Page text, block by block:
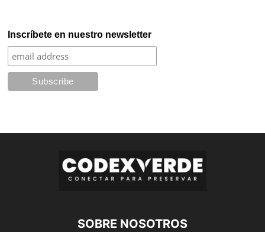
Inscríbete en nuestro newsletter
SOBRE NOSOTROS